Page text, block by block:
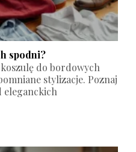
spodni?
do bordowych
stylizacje. Poznaj
eleganckich